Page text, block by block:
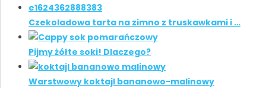
Czekoladowa tarta na zimno z truskawkami i …
Pijmy żółte soki! Dlaczego?
Warstwowy koktajl bananowo-malinowy